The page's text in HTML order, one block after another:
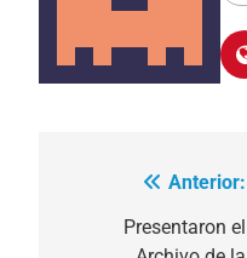
Navegación
Anterior:
Presentaron el